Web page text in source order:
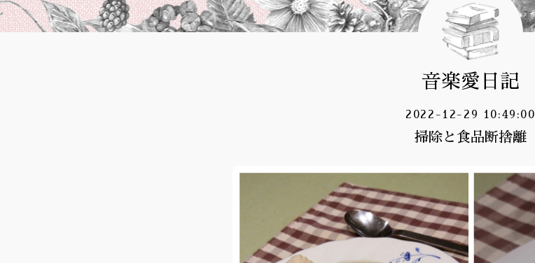
音楽愛日記
2022-12-29 10:49:00
掃除と食品断捨離